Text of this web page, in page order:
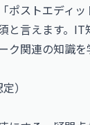
ポストエディッ
と言えます。IT
ク関連の知識
）